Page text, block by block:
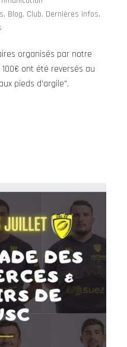
, Blog, Club, Dernières infos,
organisés par notre
ont été reversés au
pieds d'argile".